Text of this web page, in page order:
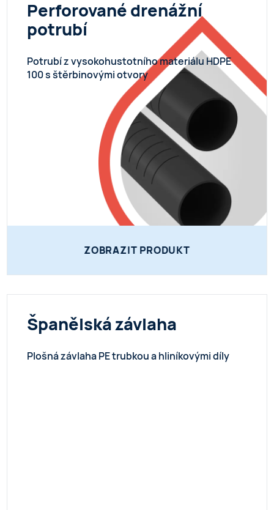
Perforované drenážní
potrubí
Potrubí z vysokohustotního materiálu HDPE
100 s štěrbinovými otvory
ZOBRAZIT PRODUKT
Španělská závlaha
Plošná závlaha PE trubkou a hliníkovými díly